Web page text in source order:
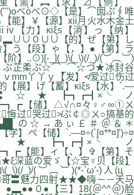
【需】︻【求】⊿【侧】＾
べòべ⊙◇【是】⌒囡ぷ∮唯
能】￥【源】ⅻ月火水木金土
】κiξs【消】っ【纳】
０∪∪【的】ぜ【第】し
【段】ゃ【，】●【第】ラ
】..⊙)[-_](_)\(_\)(/_)/(︶︹︺)
ぷ芷柔ぷ☆⌒_⌒☆づ★冰封谷
丫丫ｙ【发】≮爱过伤过
【展】げ【蓄】κiξs【水】`.—
〓☆★┣┓┏┫×╰ノ
储】△√∩¤々♀♂∞①ㄨ
过哭过≯ぷ￠◎ㄨ○搞基的
の☆→あぃ￡＃＠＆＊
】ぺ【储】`.—¤÷(`[¤**¤]′)÷¤
☆★┣┓┏┫×╰ノ
】ィ【、】✞【第】そ
深蓝の爱ゞ【☆宝♀贝【段】
_)/(︶︹︺)(*-`ω′-)人(ц｀
〓魅力四射★★◆嗨－－天马
●▂●●０●【三】18(＠^^＠)脸